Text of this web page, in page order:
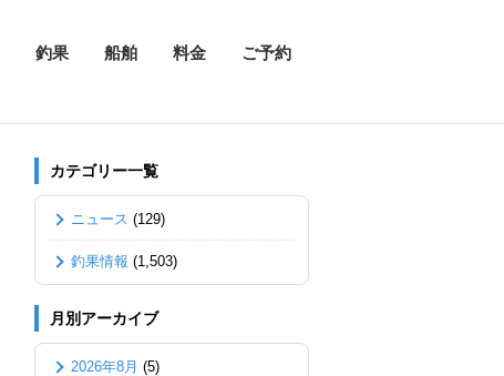
釣果 船舶 料金 ご予約
カテゴリー一覧
ニュース (129)
釣果情報 (1,503)
月別アーカイブ
2026年8月 (5)